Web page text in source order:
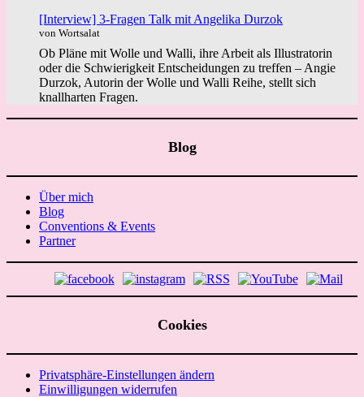
[Interview] 3-Fragen Talk mit Angelika Durzok
von Wortsalat
Ob Pläne mit Wolle und Walli, ihre Arbeit als Illustratorin
oder die Schwierigkeit Entscheidungen zu treffen – Angie
Durzok, Autorin der Wolle und Walli Reihe, stellt sich
knallharten Fragen.
Blog
Über mich
Blog
Conventions & Events
Partner
Cookies
Privatsphäre-Einstellungen ändern
Einwilligungen widerrufen